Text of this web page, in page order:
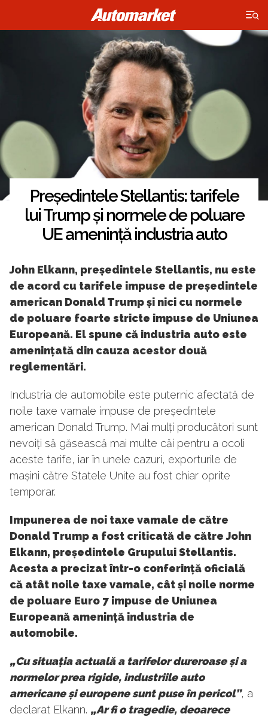
×
Președintele Stellantis: tarifele
lui Trump și normele de poluare
UE amenință industria auto
John Elkann, președintele Stellantis, nu este
de acord cu tarifele impuse de președintele
american Donald Trump și nici cu normele
de poluare foarte stricte impuse de Uniunea
Europeană. El spune că industria auto este
amenințată din cauza acestor două
reglementări.
Industria de automobile este puternic afectată de
noile taxe vamale impuse de președintele
american Donald Trump. Mai mulți producători sunt
nevoiți să găsească mai multe căi pentru a ocoli
aceste tarife, iar în unele cazuri, exporturile de
mașini către Statele Unite au fost chiar oprite
temporar.
Impunerea de noi taxe vamale de către
Donald Trump a fost criticată de către John
Elkann, președintele Grupului Stellantis.
Acesta a precizat într-o conferință oficială
că atât noile taxe vamale, cât și noile norme
de poluare Euro 7 impuse de Uniunea
Europeană amenință industria de
automobile.
„Cu situația actuală a tarifelor dureroase și a
normelor prea rigide, industriile auto
americane și europene sunt puse în pericol”, a
declarat Elkann. „Ar fi o tragedie, deoarece